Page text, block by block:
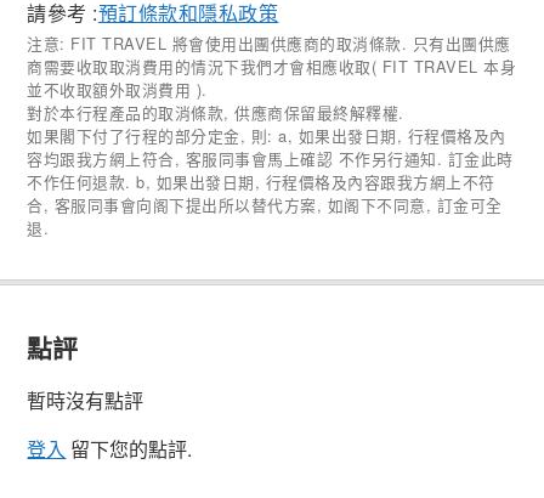
請參考 :預訂條款和隱私政策
注意: FIT TRAVEL 將會使用出團供應商的取消條款. 只有出團供應
商需要收取取消費用的情況下我們才會相應收取( FIT TRAVEL 本身
並不收取額外取消費用 ).
對於本行程產品的取消條款, 供應商保留最終解釋權.
如果閣下付了行程的部分定金, 則: a, 如果出發日期, 行程價格及內
容均跟我方網上符合, 客服同事會馬上確認 不作另行通知. 訂金此時
不作任何退款. b, 如果出發日期, 行程價格及內容跟我方網上不符
合, 客服同事會向阁下提出所以替代方案, 如阁下不同意, 訂金可全
退.
點評
暫時沒有點評
登入 留下您的點評.